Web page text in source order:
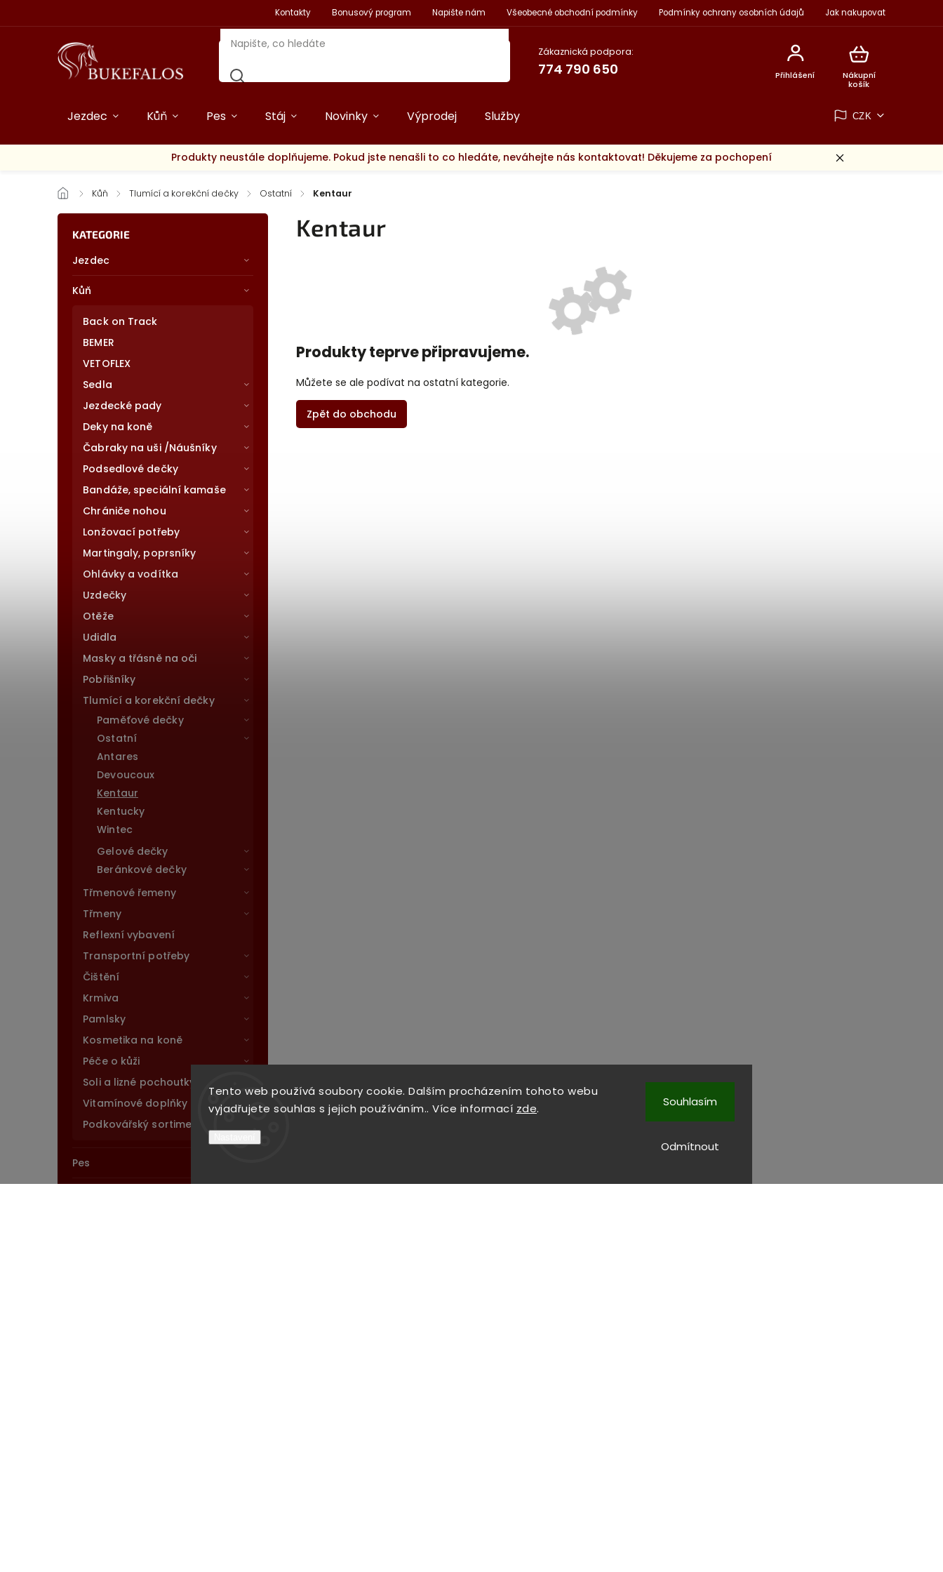
Tento web používá soubory cookie. Dalším procházením tohoto webu
vyjadřujete souhlas s jejich používáním.. Více informací zde.
Odmítnout
Souhlasím
Kontakty Bonusový program Napište nám Všeobecné obchodní podmínky Podmínky ochrany osobních údajů Jak nakupovat
Zákaznická podpora:
774 790 650
Nákupní
košík
Přihlášení
CZK
Jezdec Kůň Pes Stáj Novinky Výprodej Služby
Produkty neustále doplňujeme. Pokud jste nenašli to co hledáte, neváhejte nás kontaktovat! Děkujeme za pochopení
/ Kůň / Tlumící a korekční dečky / Ostatní / Kentaur
KATEGORIE
Jezdec
Kůň
Back on Track
BEMER
VETOFLEX
Sedla
Jezdecké pady
Deky na koně
Čabraky na uši /Náušníky
Podsedlové dečky
Bandáže, speciální kamaše
Chrániče nohou
Lonžovací potřeby
Martingaly, poprsníky
Ohlávky a vodítka
Uzdečky
Otěže
Udidla
Masky a třásně na oči
Pobřišníky
Tlumící a korekční dečky
Paměťové dečky
Ostatní
Antares
Devoucoux
Kentaur
Kentucky
Wintec
Gelové dečky
Beránkové dečky
Třmenové řemeny
Třmeny
Reflexní vybavení
Transportní potřeby
Čištění
Krmiva
Pamlsky
Kosmetika na koně
Péče o kůži
Soli a lizné pochoutky
Vitamínové doplňky
Podkovářský sortiment
Pes
Kentaur
Produkty teprve připravujeme.
Můžete se ale podívat na ostatní kategorie.
Zpět do obchodu